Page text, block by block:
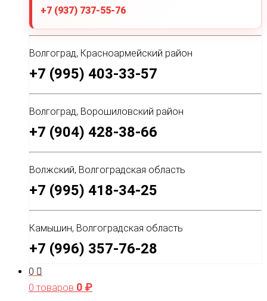
+7 (937) 737-55-76
Волгоград, Красноармейский район
+7 (995) 403-33-57
Волгоград, Ворошиловский район
+7 (904) 428-38-66
Волжский, Волгоградская область
+7 (995) 418-34-25
Камышин, Волгоградская область
+7 (996) 357-76-28
0
0 товаров 0 ₽